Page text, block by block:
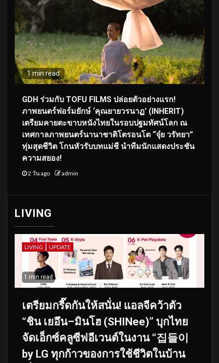
1 min read
GDH ร่วมกับ TOFU FILMS ปล่อยตัวอย่างแรก!
ภาพยนตร์ฟอร์มยักษ์ ‘คุณยายวรนาฏ’ (INHERIT)
เตรียมคายตะขาบหนังไทยในรอบปฐมทัศน์โลก ณ
เทศกาลภาพยนตร์นานาชาติโตรอนโต “จุ๋ย วรัทยา”
ทุ่มสุดชีวิต โกนหัวรับบทแม่ชี นำทีมนักแสดงประชัน
ความสยอง!
2 วัน ago admin
LIVING
LIVING UPDATE
1 min read
เตรียมกรี๊ดกันให้สนั่น! แอลจีคว้าตัว
“ชิน เยอึน–มินโฮ (SHINee)” บุกไทย
จัดเอ็กซ์คลูซีฟอีเวนต์ในงาน “집들이
by LG ทุกก้าวของการใช้ชีวิตในบ้าน